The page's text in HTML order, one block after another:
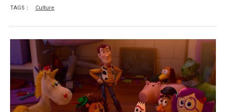
TAGS： Culture